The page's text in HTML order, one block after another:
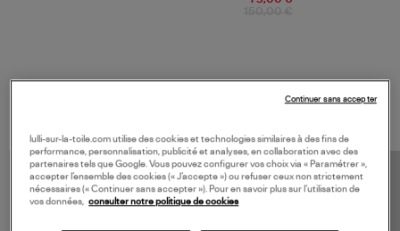
lulli-sur-la-toile.com utilise des cookies et technologies similaires à des fins de
performance, personnalisation, publicité et analyses, en collaboration avec des
partenaires tels que Google. Vous pouvez configurer vos choix via « Paramétrer »,
accepter l’ensemble des cookies (« J’accepte ») ou refuser ceux non strictement
nécessaires (« Continuer sans accepter »). Pour en savoir plus sur l’utilisation de
vos données, consulter notre politique de cookies
Continuer sans accepter